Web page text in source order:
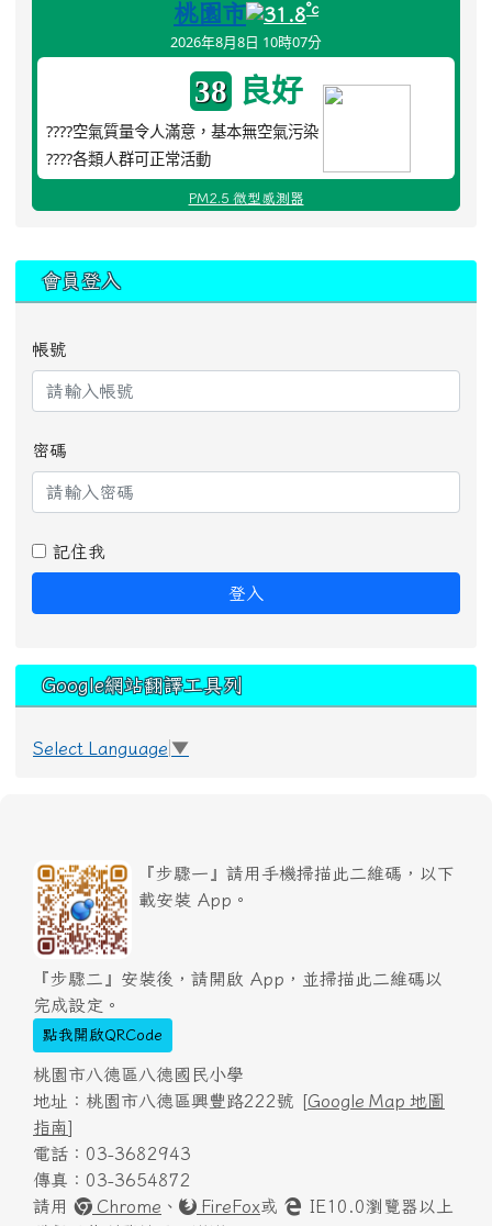
桃園市 31.8°c
2026年8月8日 10時07分
38 良好
????空氣質量令人滿意，基本無空氣污染
????各類人群可正常活動
PM2.5 微型感測器
會員登入
帳號
密碼
記住我
登入
Google網站翻譯工具列
Select Language ▼
『步驟一』請用手機掃描此二維碼，以下
載安裝 App。
『步驟二』安裝後，請開啟 App，並掃描此二維碼以
完成設定。
點我開啟QRCode
桃園市八德區八德國民小學
地址：桃園市八德區興豐路222號 [Google Map 地圖
指南]
電話：03-3682943
傳真：03-3654872
請用
Chrome 、 FireFox或
IE10.0瀏覽器以上